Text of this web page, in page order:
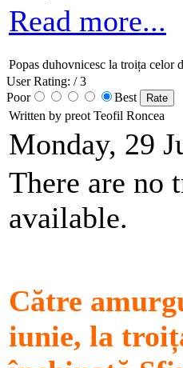
Read more...
Popas duhovnicesc la troița celor
User Rating: / 3
Poor
Best
Written by preot Teofil Roncea
Monday, 29
There are no
available.
Către
iunie, la